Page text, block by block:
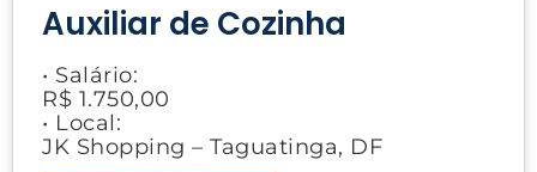
Auxiliar de Cozinha
• Salário:
R$ 1.750,00
• Local:
JK Shopping – Taguatinga, DF